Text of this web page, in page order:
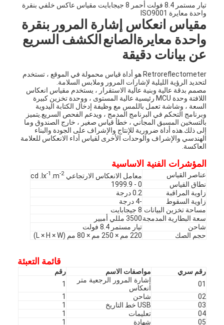
تيار مستمر 8.4 فولت أحمر 8 جيجابايت مقياس عاكس خلفي بنقرة
واحدة معايرة ISO9001
مقياس انعكاس إشارة المرور بنقرة
واحدة معايرة الصانع الكشف السريع
عن بيانات دقيقة
Retroreflectometer هو أداة قياس محمولة في الموقع ، تستخدم
لتحديد الرؤية الليلية لإشارات المرور وملابس السلامة.
مصمم بدقة عالية وبنية عالية الاستقرار ، يستخدم مقياس انعكاس
اللافتة وحدة MCU رئيسية عالية المستوى ، ووحدة تخزين كبيرة
السعة ، وشاشة تعمل باللمس مع وظيفة إدخال الكتابة اليدوية
وبرنامج التحكم في البرنامج المدمج ، ويدعم الفحص السريع.يتميز
بالتسخين المسبق المجاني ، خطأ قياس صغير ، خارج الصندوق وما
إلى ذلك.هذه أداة ضرورية للإنتاج والإشراف على الجودة والبناء
الهندسي والإشراف والوحدات الأخرى لقياس أداء الانعكاس للعلامة
العاكسة.
المؤشرات الفنية الاساسية
عناصر القياس معامل الانعكاس الارتجاعي cd .lx -1 .m-2
نطاق القياس
0 - 1999.9
زاوية المراقبة
0.2 درجة
زاوية السقوط
-4 درجة
مساحة تخزين البيانات 8 جيجابايت
سعة البطارية المدمجة3500 مللي أمبير
شاحن
تيار مستمر 8.4 فولت
حجم الصك
220 مم × 250 مم × 80 مم (L × H × W)
قائمة التعبئة
رقم سري مواصفات الاسم
رقم
01
إشارة المرور الرجعية متر
انعكاس
1
02
شاحن
1
03
USB خط التاريخ
1
04
تعليمات
1
05
شهادة 1